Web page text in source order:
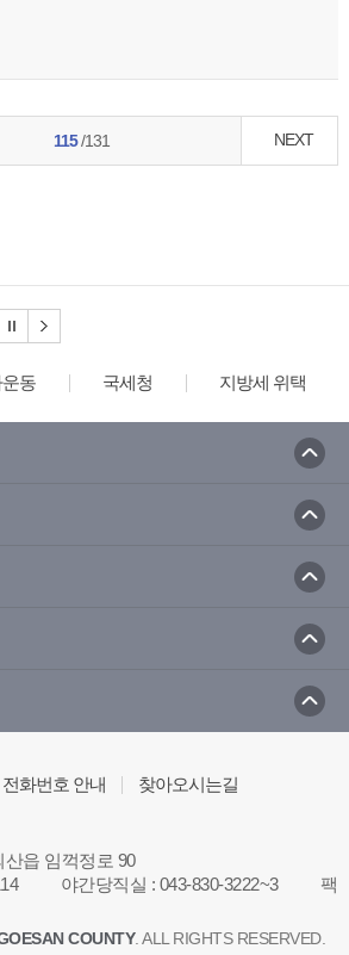
115/131 NEXT
동 국세청 지방세 위택스
전화번호 안내
찾아오시는길
산읍 임꺽정로 90
야간당직실 : 043-830-3222~3
팩
COUNTY. ALL RIGHTS RESERVED.